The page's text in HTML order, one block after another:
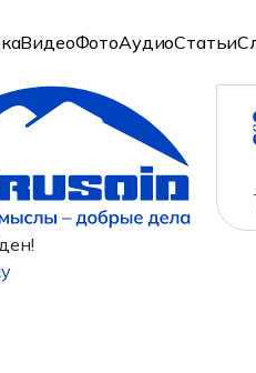
ВидеоФотоАудиоСтатьи